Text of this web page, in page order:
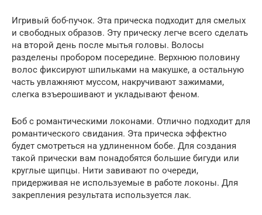
Игривый боб-пучок. Эта прическа подходит для смелых
и свободных образов. Эту прическу легче всего сделать
на второй день после мытья головы. Волосы
разделены пробором посередине. Верхнюю половину
волос фиксируют шпильками на макушке, а остальную
часть увлажняют муссом, накручивают зажимами,
слегка взъерошивают и укладывают феном.
Боб с романтическими локонами. Отлично подходит для
романтического свидания. Эта прическа эффектно
будет смотреться на удлиненном бобе. Для создания
такой прически вам понадобятся большие бигуди или
круглые щипцы. Нити завивают по очереди,
придерживая не используемые в работе локоны. Для
закрепления результата используется лак.